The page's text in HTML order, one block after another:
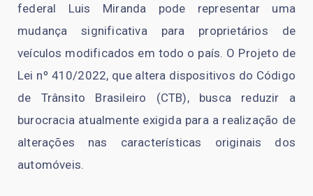
federal Luis Miranda pode representar uma
mudança significativa para proprietários de
veículos modificados em todo o país. O Projeto de
Lei nº 410/2022, que altera dispositivos do Código
de Trânsito Brasileiro (CTB), busca reduzir a
burocracia atualmente exigida para a realização de
alterações nas características originais dos
automóveis.